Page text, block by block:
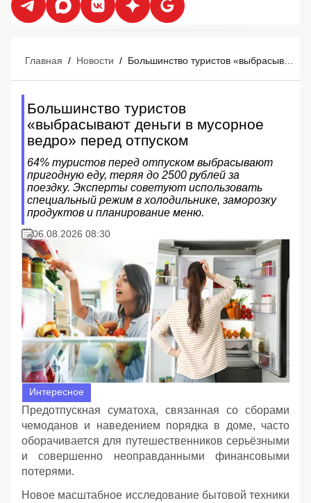
Главная / Новости /
Большинство туристов
«выбрасывают деньги в мусорное
ведро» перед отпуском
64% туристов перед отпуском выбрасывают
пригодную еду, теряя до 2500 рублей за
поездку. Эксперты советуют использовать
специальный режим в холодильнике, заморозку
продуктов и планирование меню.
06.08.2026 08:30
Интересное
Предотпускная суматоха, связанная со сборами
чемоданов и наведением порядка в доме, часто
оборачивается для путешественников серьёзными
и совершенно неоправданными финансовыми
потерями.
Новое масштабное исследование бытовой техники